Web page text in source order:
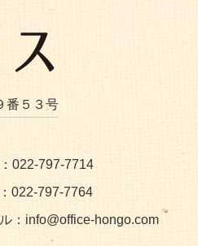
番５３号
022-797-7714
022-797-7764
： info@office-hongo.com